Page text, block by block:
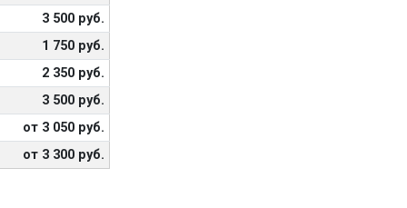
3 500 руб.
1 750 руб.
2 350 руб.
3 500 руб.
от 3 050 руб.
от 3 300 руб.